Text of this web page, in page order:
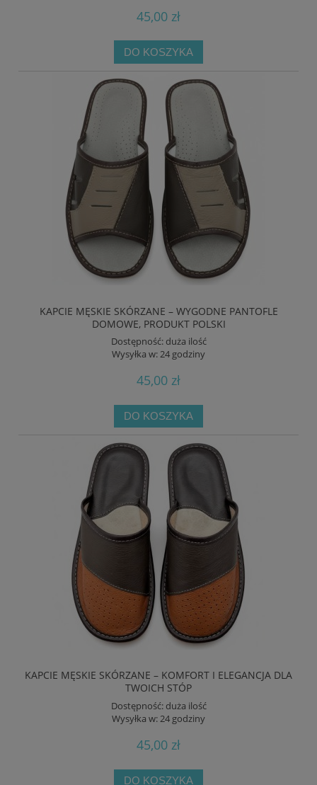
45,00 zł
DO KOSZYKA
KAPCIE MĘSKIE SKÓRZANE – WYGODNE PANTOFLE
DOMOWE, PRODUKT POLSKI
Dostępność: duża ilość
Wysyłka w:24 godziny
45,00 zł
DO KOSZYKA
KAPCIE MĘSKIE SKÓRZANE – KOMFORT I ELEGANCJA DLA
TWOICH STÓP
Dostępność: duża ilość
Wysyłka w:24 godziny
45,00 zł
DO KOSZYKA